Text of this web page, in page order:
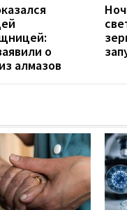
о
алмазов